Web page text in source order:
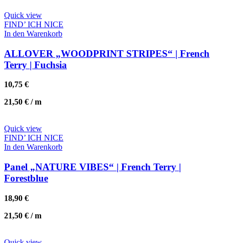
Quick view
FIND’ ICH NICE
In den Warenkorb
ALLOVER „WOODPRINT STRIPES“ | French
Terry | Fuchsia
10,75 €
21,50 € /m
Quick view
FIND’ ICH NICE
In den Warenkorb
Panel „NATURE VIBES“ | French Terry |
Forestblue
18,90 €
21,50 € /m